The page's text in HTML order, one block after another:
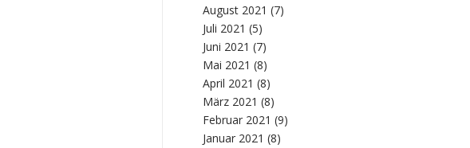
August 2021 (7)
Juli 2021 (5)
Juni 2021 (7)
Mai 2021 (8)
April 2021 (8)
März 2021 (8)
Februar 2021 (9)
Januar 2021 (8)